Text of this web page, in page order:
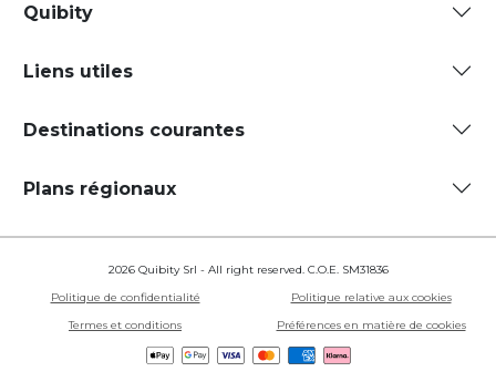
Quibity
Liens utiles
Destinations courantes
Plans régionaux
2026 Quibity Srl - All right reserved. C.O.E. SM31836
Politique de confidentialité
Politique relative aux cookies
Termes et conditions
Préférences en matière de cookies